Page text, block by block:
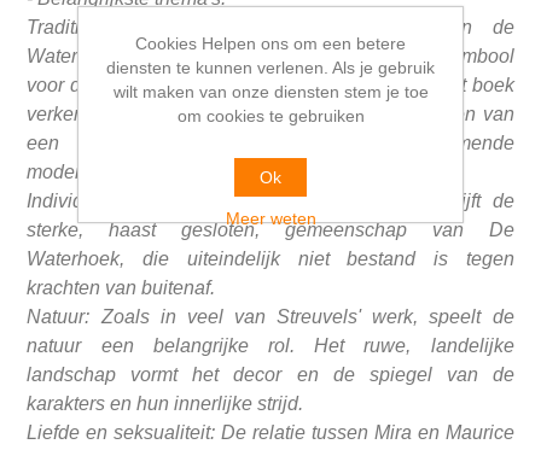
Traditie versus modernisering: De strijd van de
Waterhoekers tegen de bouw van de brug staat symbool
voor de weerstand tegen de veranderende tijd. Het boek
verkent de spanning tussen de gevestigde waarden van
een plattelandsgemeenschap en de opkomende
moderne wereld.
Individu versus gemeenschap: Streuvels beschrijft de
sterke, haast gesloten, gemeenschap van De
Waterhoek, die uiteindelijk niet bestand is tegen
krachten van buitenaf.
Natuur: Zoals in veel van Streuvels' werk, speelt de
natuur een belangrijke rol. Het ruwe, landelijke
landschap vormt het decor en de spiegel van de
karakters en hun innerlijke strijd.
Liefde en seksualiteit: De relatie tussen Mira en Maurice
Cookies Helpen ons om een betere
diensten te kunnen verlenen. Als je gebruik
wilt maken van onze diensten stem je toe
om cookies te gebruiken
Ok
Meer weten